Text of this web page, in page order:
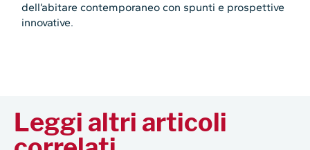
dell’abitare contemporaneo con spunti e prospettive
innovative.
Leggi altri articoli